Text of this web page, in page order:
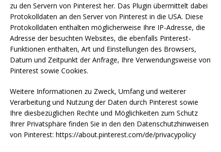
zu den Servern von Pinterest her. Das Plugin übermittelt dabei
Protokolldaten an den Server von Pinterest in die USA. Diese
Protokolldaten enthalten möglicherweise Ihre IP-Adresse, die
Adresse der besuchten Websites, die ebenfalls Pinterest-
Funktionen enthalten, Art und Einstellungen des Browsers,
Datum und Zeitpunkt der Anfrage, Ihre Verwendungsweise von
Pinterest sowie Cookies.
Weitere Informationen zu Zweck, Umfang und weiterer
Verarbeitung und Nutzung der Daten durch Pinterest sowie
Ihre diesbezüglichen Rechte und Möglichkeiten zum Schutz
Ihrer Privatsphäre finden Sie in den den Datenschutzhinweisen
von Pinterest: https://about.pinterest.com/de/privacypolicy